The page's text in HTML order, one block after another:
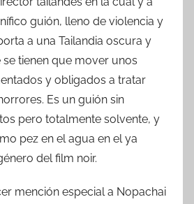
guión, lleno de violencia y
a una Tailandia oscura y
tienen que mover unos
y obligados a tratar
Es un guión sin
pero totalmente solvente, y
pez en el agua en el ya
del film noir.
mención especial a Nopachai